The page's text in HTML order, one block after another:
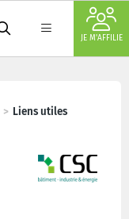
JE M'AFFILIE
Liens utiles